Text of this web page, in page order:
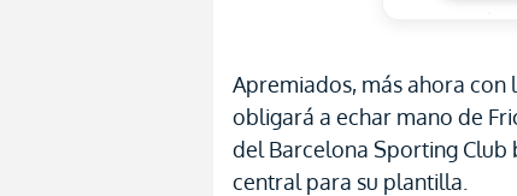
Apremiados, más ahora con
obligará a echar mano de
del Barcelona Sporting Club
central para su plantilla.